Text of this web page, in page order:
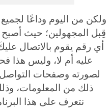
ولكن من اليوم وداعًا
قِبل المجهولين؛ حيث
أي رقم يقوم بالاتصال
عليه أم لا، وليس
لصورته وصفحات التواصل
ذلك من المعلومات،
نتعرف على هذا